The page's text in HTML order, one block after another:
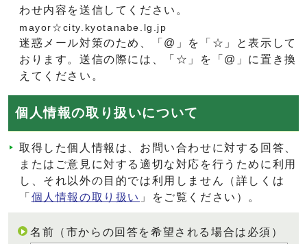
わせ内容を送信してください。
mayor☆city.kyotanabe.lg.jp
迷惑メール対策のため、「@」を「☆」と表示して
おります。送信の際には、「☆」を「@」に置き換
えてください。
個人情報の取り扱いについて
取得した個人情報は、お問い合わせに対する回答、
またはご意見に対する適切な対応を行うために利用
し、それ以外の目的では利用しません（詳しくは
「 個人情報の取り扱い 」をご覧ください）。
名前（市からの回答を希望される場合は必須）